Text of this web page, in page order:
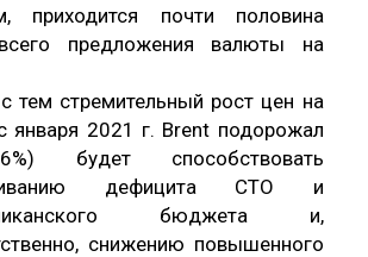
приходится почти половина
предложения валюты на
тем стремительный рост цен на
января 2021 г. Brent подорожал
будет способствовать
дефицита СТО и
бюджета и,
снижению повышенного